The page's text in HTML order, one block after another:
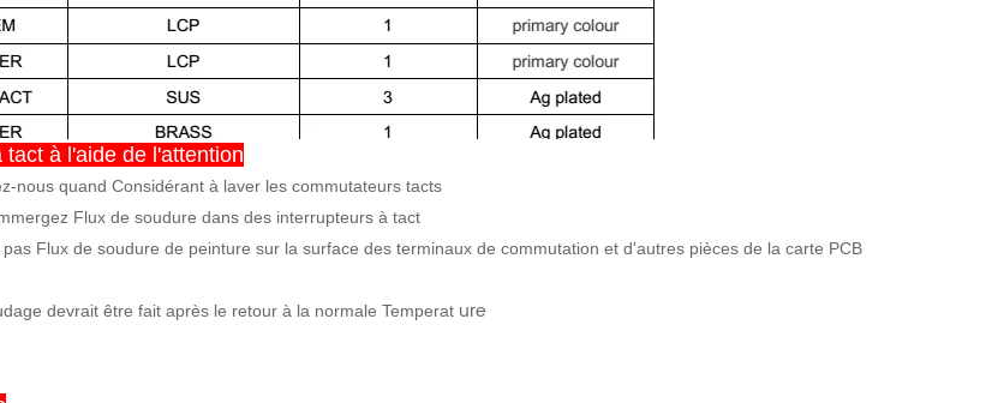
tact à l'aide de l'attention
nous quand Considérant à laver les commutateurs tacts
Flux de soudure dans des interrupteurs à tact
Flux de soudure de peinture sur la surface des terminaux de commutation et d'autres pièces de la carte PCB
devrait être fait après le retour à la normale Temperat ure